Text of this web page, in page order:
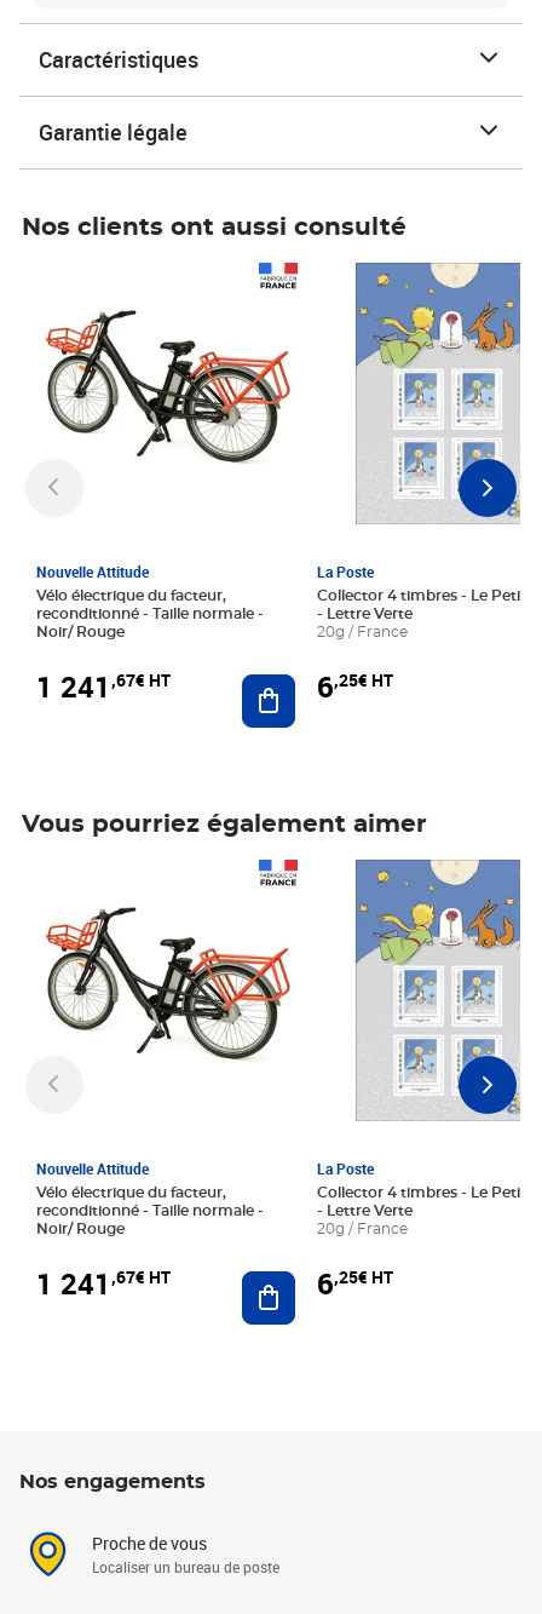
Caractéristiques
Garantie légale
Nos clients ont aussi consulté
Nouvelle Attitude
Vélo électrique du facteur,
reconditionné - Taille normale -
Noir/ Rouge
1 241 ,67€ HT Ajouter au panier
La Poste
Collector 4 timbres - Le Petit
- Lettre Verte
20g / France
6,25€ HT
Prix 6,25€ HT
Vous pourriez également aimer
Nouvelle Attitude
Vélo électrique du facteur,
reconditionné - Taille normale -
Noir/ Rouge
1 241 ,67€ HT Ajouter au panier
La Poste
Collector 4 timbres - Le Petit
- Lettre Verte
20g / France
6,25€ HT
Prix 6,25€ HT
Nos engagements
Proche de vous
Localiser un bureau de poste